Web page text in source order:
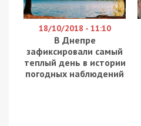
18/10/2018 - 11:10
В Днепре
зафиксировали самый
теплый день в истории
погодных наблюдений